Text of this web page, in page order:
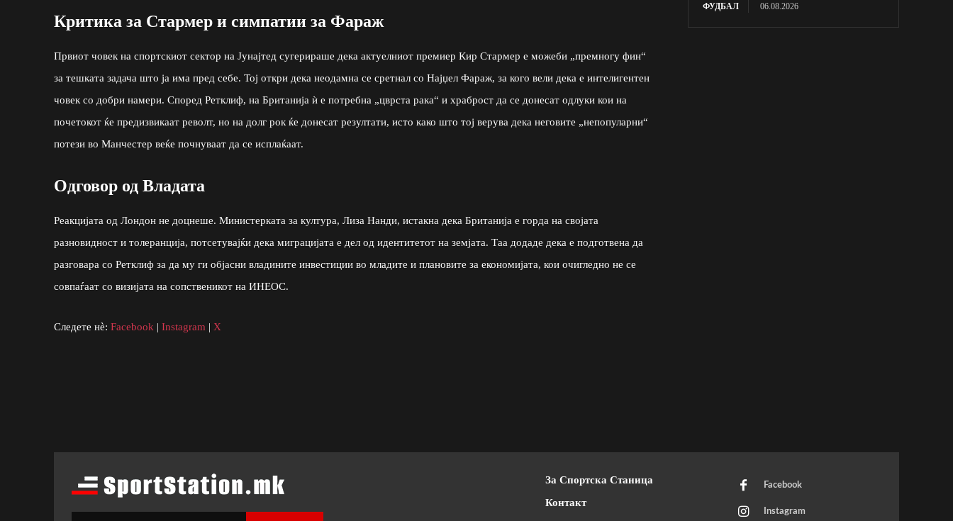
Критика за Стармер и симпатии за Фараж
Првиот човек на спортскиот сектор на Јунајтед сугерираше дека актуелниот премиер Кир Стармер е можеби „премногу фин“
за тешката задача што ја има пред себе. Тој откри дека неодамна се сретнал со Најџел Фараж, за кого вели дека е интелигентен
човек со добри намери. Според Ретклиф, на Британија ѝ е потребна „цврста рака“ и храброст да се донесат одлуки кои на
почетокот ќе предизвикаат револт, но на долг рок ќе донесат резултати, исто како што тој верува дека неговите „непопуларни“
потези во Манчестер веќе почнуваат да се исплаќаат.
Одговор од Владата
Реакцијата од Лондон не доцнеше. Министерката за култура, Лиза Нанди, истакна дека Британија е горда на својата
разновидност и толеранција, потсетувајќи дека миграцијата е дел од идентитетот на земјата. Таа додаде дека е подготвена да
разговара со Ретклиф за да му ги објасни владините инвестиции во младите и плановите за економијата, кои очигледно не се
совпаѓаат со визијата на сопственикот на ИНЕОС.
Следете нè: Facebook | Instagram | X
ФУДБАЛ 06.08.2026
За Спортска Станица
Контакт
Facebook
Instagram